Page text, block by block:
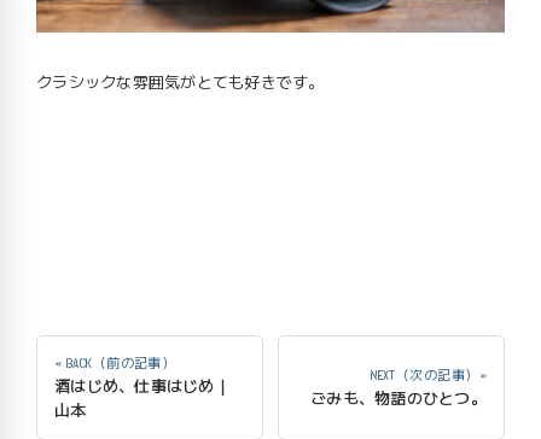
クラシックな雰囲気がとても好きです。
« BACK（前の記事）
酒はじめ、仕事はじめ｜
山本
NEXT（次の記事）»
ごみも、物語のひとつ。